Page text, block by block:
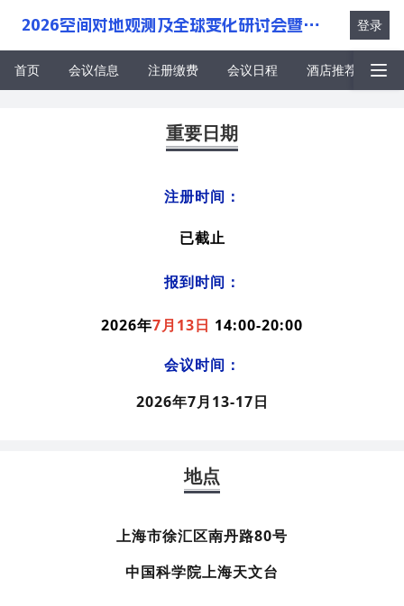
2026空间对地观测及全球变化研讨会暨暑期学校 登录
首页 会议信息 注册缴费 会议日程 酒店推荐 交
重要日期
注册时间：
已截止
报到时间：
2026年7月13日 14:00-20:00
会议时间：
2026年7月 13-17日
地点
上海市徐汇区南丹路80号
中国科学院上海天文台